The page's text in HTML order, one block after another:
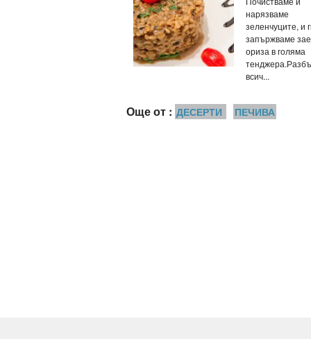
нарязваме
зеленчуците, и
запържваме
ориза в голяма
всич...
Още от : ДЕСЕРТИ ПЕЧИВА